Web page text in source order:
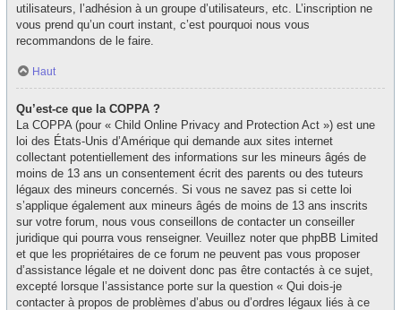
utilisateurs, l’adhésion à un groupe d’utilisateurs, etc. L’inscription ne
vous prend qu’un court instant, c’est pourquoi nous vous
recommandons de le faire.
Haut
Qu’est-ce que la COPPA ?
La COPPA (pour « Child Online Privacy and Protection Act ») est une
loi des États-Unis d’Amérique qui demande aux sites internet
collectant potentiellement des informations sur les mineurs âgés de
moins de 13 ans un consentement écrit des parents ou des tuteurs
légaux des mineurs concernés. Si vous ne savez pas si cette loi
s’applique également aux mineurs âgés de moins de 13 ans inscrits
sur votre forum, nous vous conseillons de contacter un conseiller
juridique qui pourra vous renseigner. Veuillez noter que phpBB Limited
et que les propriétaires de ce forum ne peuvent pas vous proposer
d’assistance légale et ne doivent donc pas être contactés à ce sujet,
excepté lorsque l’assistance porte sur la question « Qui dois-je
contacter à propos de problèmes d’abus ou d’ordres légaux liés à ce